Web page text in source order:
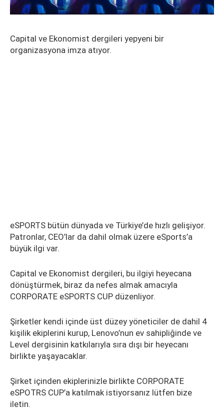
Capital ve Ekonomist dergileri yepyeni bir
organizasyona imza atıyor.
eSPORTS bütün dünyada ve Türkiye’de hızlı gelişiyor.
Patronlar, CEO’lar da dahil olmak üzere eSports’a
büyük ilgi var.
Capital ve Ekonomist dergileri, bu ilgiyi heyecana
dönüştürmek, biraz da nefes almak amacıyla
CORPORATE eSPORTS CUP düzenliyor.
Şirketler kendi içinde üst düzey yöneticiler de dahil 4
kişilik ekiplerini kurup, Lenovo’nun ev sahipliğinde ve
Level dergisinin katkılarıyla sıra dışı bir heyecanı
birlikte yaşayacaklar.
Şirket içinden ekiplerinizle birlikte CORPORATE
eSPOTRS CUP’a katılmak istiyorsanız lütfen bize
iletin.